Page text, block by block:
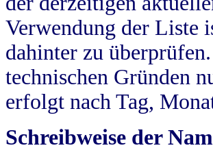
Verwendung der Liste
dahinter zu
technischen Gründen
erfolgt nach Tag,
Schreibweise der